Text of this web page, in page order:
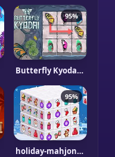
95%
Butterfly Kyodai HD
95%
holiday-mahjong-dimensions